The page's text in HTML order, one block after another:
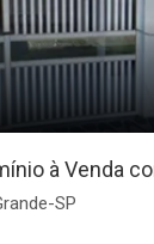
à Venda
SP